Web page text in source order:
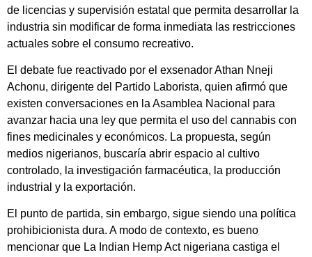
de licencias y supervisión estatal que permita desarrollar la
industria sin modificar de forma inmediata las restricciones
actuales sobre el consumo recreativo.
El debate fue reactivado por el exsenador Athan Nneji
Achonu, dirigente del Partido Laborista, quien afirmó que
existen conversaciones en la Asamblea Nacional para
avanzar hacia una ley que permita el uso del cannabis con
fines medicinales y económicos. La propuesta, según
medios nigerianos, buscaría abrir espacio al cultivo
controlado, la investigación farmacéutica, la producción
industrial y la exportación.
El punto de partida, sin embargo, sigue siendo una política
prohibicionista dura. A modo de contexto, es bueno
mencionar que La Indian Hemp Act nigeriana castiga el